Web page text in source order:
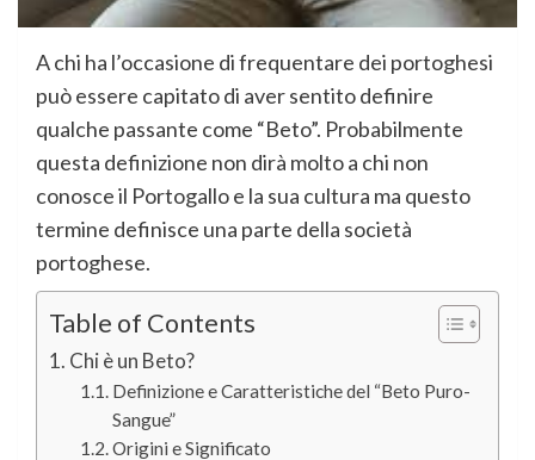
A chi ha l’occasione di frequentare dei portoghesi
può essere capitato di aver sentito definire
qualche passante come “Beto”. Probabilmente
questa definizione non dirà molto a chi non
conosce il Portogallo e la sua cultura ma questo
termine definisce una parte della società
portoghese.
Table of Contents
Chi è un Beto?
Definizione e Caratteristiche del “Beto Puro-
Sangue”
Origini e Significato